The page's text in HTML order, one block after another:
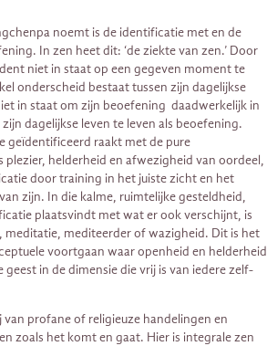
noemt is de identificatie met en de
In zen heet dit: ‘de ziekte van zen.’ Door
niet in staat op een gegeven moment te
onderscheid bestaat tussen zijn dagelijkse
in staat om zijn beoefening daadwerkelijk in
dagelijkse leven te leven als beoefening.
geïdentificeerd raakt met de pure
plezier, helderheid en afwezigheid van oordeel,
door training in het juiste zicht en het
zijn. In die kalme, ruimtelijke gesteldheid,
plaatsvindt met wat er ook verschijnt, is
meditatie, mediteerder of wazigheid. Dit is het
voortgaan waar openheid en helderheid
in de dimensie die vrij is van iedere zelf-
van profane of religieuze handelingen en
zoals het komt en gaat. Hier is integrale zen